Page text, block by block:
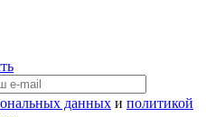
данных и политикой